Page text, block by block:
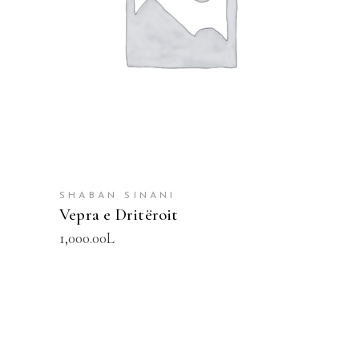
SHTOJE NË SHPORTË
SHABAN SINANI
Vepra e Dritëroit
1,000.00L